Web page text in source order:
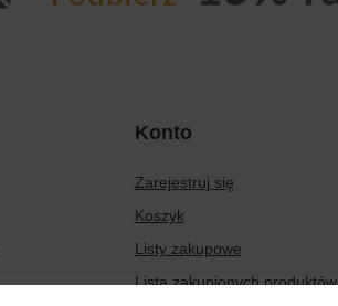
Konto
Zarejestruj się
Koszyk
Listy zakupowe
Lista zakupionych produktów